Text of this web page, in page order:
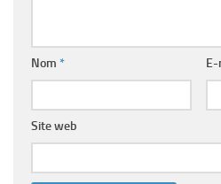
Nom *
Site web